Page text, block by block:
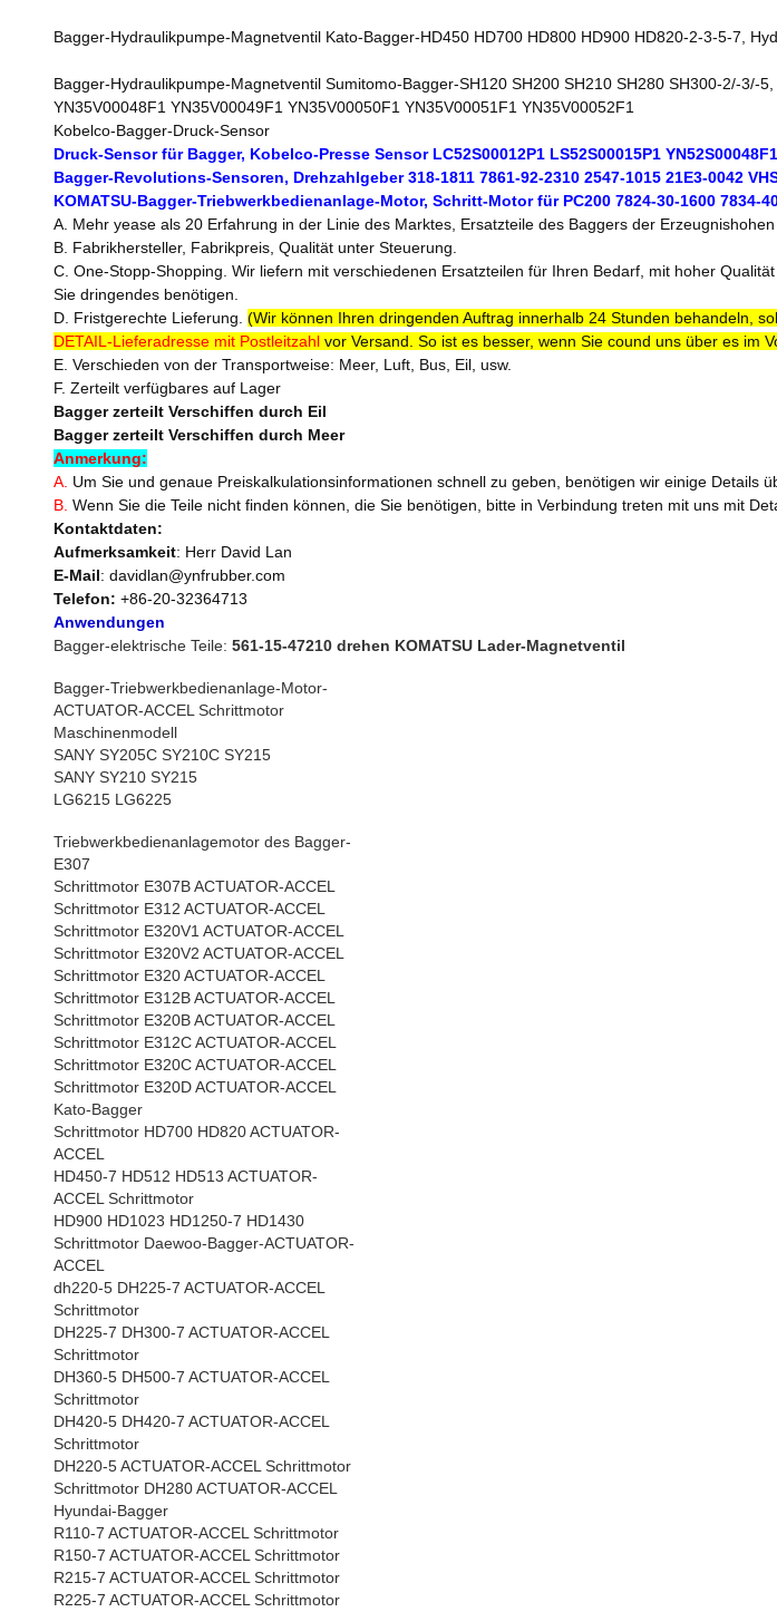
Bagger-Hydraulikpumpe-Magnetventil Kato-Bagger-HD450 HD700 HD800 HD900 HD820-2-3-5-7,
Bagger-Hydraulikpumpe-Magnetventil Sumitomo-Bagger-SH120 SH200 SH210 SH280 SH300-2/-3/-
YN35V00048F1 YN35V00049F1 YN35V00050F1 YN35V00051F1 YN35V00052F1
Kobelco-Bagger-Druck-Sensor
Druck-Sensor für Bagger, Kobelco-Presse Sensor LC52S00012P1 LS52S00015P1
Bagger-Revolutions-Sensoren, Drehzahlgeber 318-1811 7861-92-2310 2547-1015 21E3-0042
KOMATSU-Bagger-Triebwerkbedienanlage-Motor, Schritt-Motor für PC200 7824-30-1600 7834-
A. Mehr yease als 20 Erfahrung in der Linie des Marktes, Ersatzteile des Baggers der Erzeugnishohen
B. Fabrikhersteller, Fabrikpreis, Qualität unter Steuerung.
C. One-Stopp-Shopping. Wir liefern mit verschiedenen Ersatzteilen für Ihren Bedarf, mit hoher
Sie dringendes benötigen.
D. Fristgerechte Lieferung. (Wir können Ihren dringenden Auftrag innerhalb 24 Stunden behandeln,
DETAIL-Lieferadresse mit Postleitzahl vor Versand. So ist es besser, wenn Sie cound uns über es im
E. Verschieden von der Transportweise: Meer, Luft, Bus, Eil, usw.
F. Zerteilt verfügbares auf Lager
Bagger zerteilt Verschiffen durch Eil
Bagger zerteilt Verschiffen durch Meer
Anmerkung:
A. Um Sie und genaue Preiskalkulationsinformationen schnell zu geben, benötigen wir einige Details
B. Wenn Sie die Teile nicht finden können, die Sie benötigen, bitte in Verbindung treten mit uns mit
Kontaktdaten:
Aufmerksamkeit: Herr David Lan
E-Mail: davidlan@ynfrubber.com
Telefon: +86-20-32364713
Anwendungen
Bagger-elektrische Teile: 561-15-47210 drehen KOMATSU Lader-Magnetventil
Bagger-Triebwerkbedienanlage-Motor-
ACTUATOR-ACCEL Schrittmotor
Maschinenmodell
SANY SY205C SY210C SY215
SANY SY210 SY215
LG6215 LG6225
Triebwerkbedienanlagemotor des Bagger-
E307
Schrittmotor E307B ACTUATOR-ACCEL
Schrittmotor E312 ACTUATOR-ACCEL
Schrittmotor E320V1 ACTUATOR-ACCEL
Schrittmotor E320V2 ACTUATOR-ACCEL
Schrittmotor E320 ACTUATOR-ACCEL
Schrittmotor E312B ACTUATOR-ACCEL
Schrittmotor E320B ACTUATOR-ACCEL
Schrittmotor E312C ACTUATOR-ACCEL
Schrittmotor E320C ACTUATOR-ACCEL
Schrittmotor E320D ACTUATOR-ACCEL
Kato-Bagger
Schrittmotor HD700 HD820 ACTUATOR-
ACCEL
HD450-7 HD512 HD513 ACTUATOR-
ACCEL Schrittmotor
HD900 HD1023 HD1250-7 HD1430
Schrittmotor Daewoo-Bagger-ACTUATOR-
ACCEL
dh220-5 DH225-7 ACTUATOR-ACCEL
Schrittmotor
DH225-7 DH300-7 ACTUATOR-ACCEL
Schrittmotor
DH360-5 DH500-7 ACTUATOR-ACCEL
Schrittmotor
DH420-5 DH420-7 ACTUATOR-ACCEL
Schrittmotor
DH220-5 ACTUATOR-ACCEL Schrittmotor
Schrittmotor DH280 ACTUATOR-ACCEL
Hyundai-Bagger
R110-7 ACTUATOR-ACCEL Schrittmotor
R150-7 ACTUATOR-ACCEL Schrittmotor
R215-7 ACTUATOR-ACCEL Schrittmotor
R225-7 ACTUATOR-ACCEL Schrittmotor